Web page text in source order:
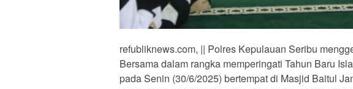
refubliknews.com, || Polres Kepulauan Seribu
Bersama dalam rangka memperingati Tahun Baru
pada Senin (30/6/2025) bertempat di Masjid Baitul